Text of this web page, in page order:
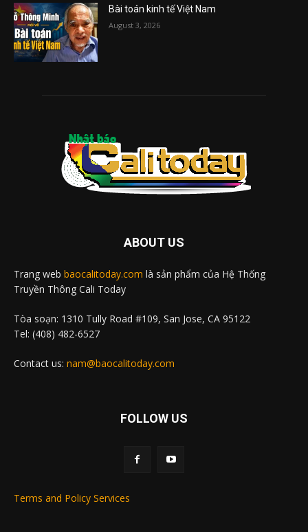
Bài toán kinh tế Việt Nam
August 3, 2026
ABOUT US
Trang web baocalitoday.com là sản phẩm của Hệ Thống
Truyền Thông Cali Today
Tòa soạn: 1310 Tully Road #109, San Jose, CA 95122
Tel: (408) 482-6527
Contact us: nam@baocalitoday.com
FOLLOW US
Terms and Policy Services